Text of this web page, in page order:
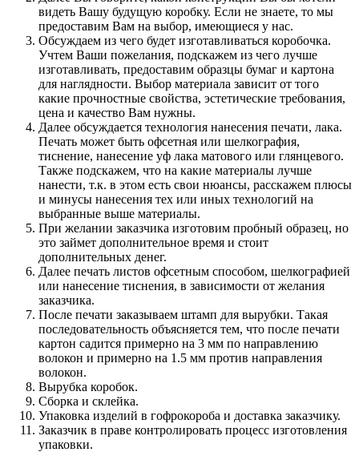
видеть Вашу будущую коробку. Если не знаете, то мы
предоставим Вам на выбор, имеющиеся у нас.
Обсуждаем из чего будет изготавливаться коробочка.
Учтем Ваши пожелания, подскажем из чего лучше
изготавливать, предоставим образцы бумаг и картона
для наглядности. Выбор материала зависит от того
какие прочностные свойства, эстетические требования,
цена и качество Вам нужны.
Далее обсуждается технология нанесения печати, лака.
Печать может быть офсетная или шелкография,
тиснение, нанесение уф лака матового или глянцевого.
Также подскажем, что на какие материалы лучше
нанести, т.к. в этом есть свои нюансы, расскажем плюсы
и минусы нанесения тех или иных технологий на
выбранные выше материалы.
При желании заказчика изготовим пробный образец, но
это займет дополнительное время и стоит
дополнительных денег.
Далее печать листов офсетным способом, шелкографией
или нанесение тиснения, в зависимости от желания
заказчика.
После печати заказываем штамп для вырубки. Такая
последовательность объясняется тем, что после печати
картон садится примерно на 3 мм по направлению
волокон и примерно на 1.5 мм против направления
волокон.
Вырубка коробок.
Сборка и склейка.
Упаковка изделий в гофрокороба и доставка заказчику.
Заказчик в праве контролировать процесс изготовления
упаковки.